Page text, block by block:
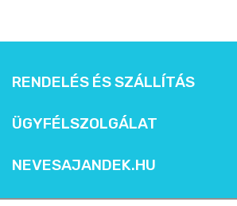
RENDELÉS ÉS SZÁLLÍTÁS
ÜGYFÉLSZOLGÁLAT
NEVESAJANDEK.HU